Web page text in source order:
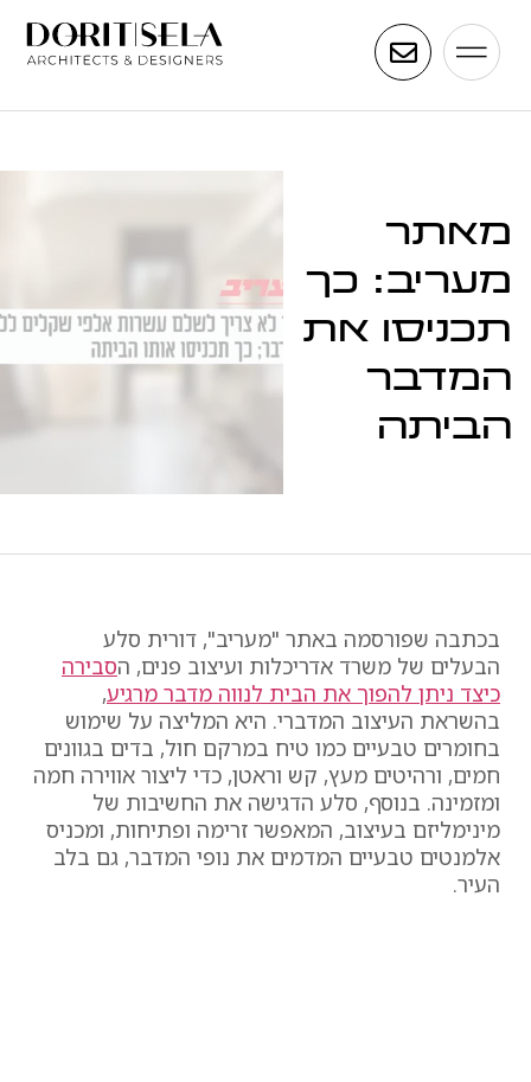
מאתר
מעריב: כך
תכניסו את
המדבר
הביתה
בכתבה שפורסמה באתר "מעריב", דורית סלע
הבעלים של משרד אדריכלות ועיצוב פנים, הסבירה
כיצד ניתן להפוך את הבית לנווה מדבר מרגיע,
בהשראת העיצוב המדברי. היא המליצה על שימוש
בחומרים טבעיים כמו טיח במרקם חול, בדים בגוונים
חמים, ורהיטים מעץ, קש וראטן, כדי ליצור אווירה חמה
ומזמינה. בנוסף, סלע הדגישה את החשיבות של
מינימליזם בעיצוב, המאפשר זרימה ופתיחות, ומכניס
אלמנטים טבעיים המדמים את נופי המדבר, גם בלב
העיר.